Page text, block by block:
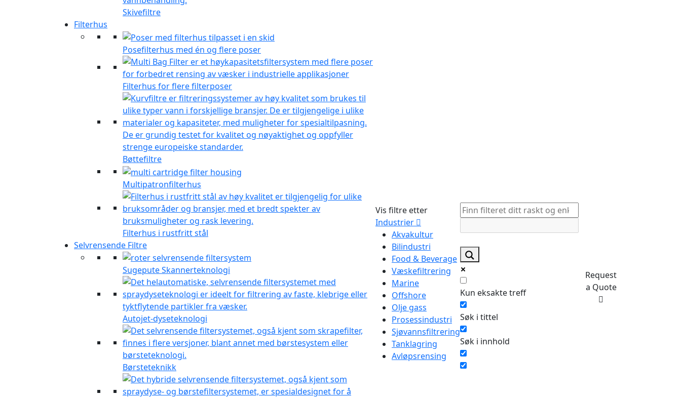
Skivefiltre
Filterhus
Posefilterhus med én og flere poser
Filterhus for flere filterposer
Bøttefiltre
Multipatronfilterhus
Filterhus i rustfritt stål
Selvrensende Filtre
Sugepute Skannerteknologi
Autojet-dyseteknologi
Børsteteknikk
Vis filtre etter
Industrier
Akvakultur
Bilindustri
Food & Beverage
Væskefiltrering
Marine
Offshore
Olje gass
Prosessindustri
Sjøvannsfiltrering
Tanklagring
Avløpsrensing
Kun eksakte treff
Søk i tittel
Søk i innhold
Request
a Quote